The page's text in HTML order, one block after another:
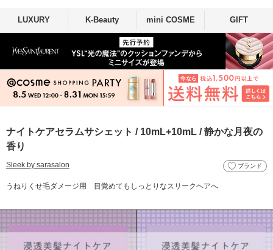
LUXURY K-Beauty mini COSME GIFT
ナイトケアセラムサシェット / 10mL+10mL / 静かな月夜の
香り
Sleek by sarasalon ブランド
うねりくせ毛ダメージ用 目覚めてもしっとりなスリークヘアへ